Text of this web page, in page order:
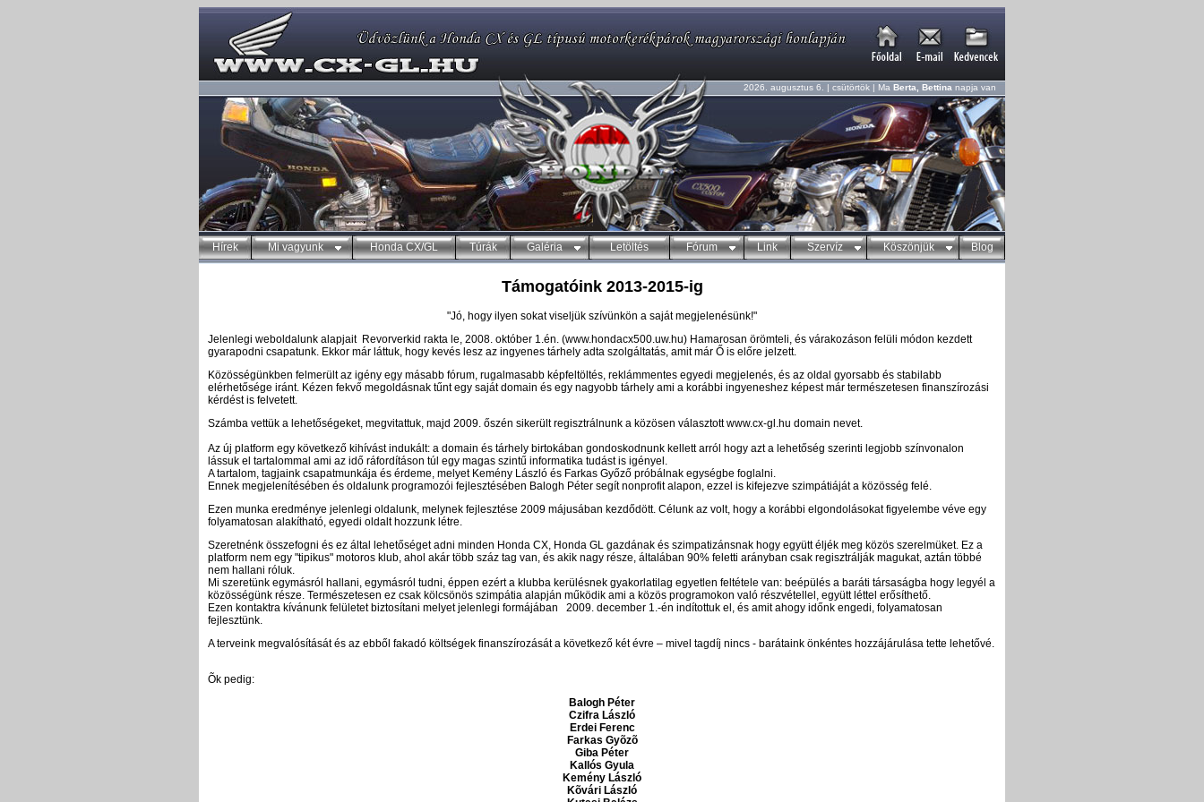
2026. augusztus 6. | csütörtök | Ma Berta, Bettina napja van
Hírek Mi vagyunk Honda CX/GL Túrák Galéria Letöltés Fórum Link Szervíz Köszönjük Blog
Támogatóink 2013-2015-ig
"Jó, hogy ilyen sokat viseljük szívünkön a saját megjelenésünk!"
Jelenlegi weboldalunk alapjait Revorverkid rakta le, 2008. október 1.én. (www.hondacx500.uw.hu) Hamarosan örömteli, és várakozáson felüli módon kezdett
gyarapodni csapatunk. Ekkor már láttuk, hogy kevés lesz az ingyenes tárhely adta szolgáltatás, amit már Ő is előre jelzett.
Közösségünkben felmerült az igény egy másabb fórum, rugalmasabb képfeltöltés, reklámmentes egyedi megjelenés, és az oldal gyorsabb és stabilabb
elérhetősége iránt. Kézen fekvő megoldásnak tűnt egy saját domain és egy nagyobb tárhely ami a korábbi ingyeneshez képest már természetesen finanszírozási
kérdést is felvetett.
Számba vettük a lehetőségeket, megvitattuk, majd 2009. őszén sikerült regisztrálnunk a közösen választott www.cx-gl.hu domain nevet.
Az új platform egy következő kihívást indukált: a domain és tárhely birtokában gondoskodnunk kellett arról hogy azt a lehetőség szerinti legjobb színvonalon
lássuk el tartalommal ami az idő ráfordításon túl egy magas szintű informatika tudást is igényel.
A tartalom, tagjaink csapatmunkája és érdeme, melyet Kemény László és Farkas Győző próbálnak egységbe foglalni.
Ennek megjelenítésében és oldalunk programozói fejlesztésében Balogh Péter segít nonprofit alapon, ezzel is kifejezve szimpátiáját a közösség felé.
Ezen munka eredménye jelenlegi oldalunk, melynek fejlesztése 2009 májusában kezdődött. Célunk az volt, hogy a korábbi elgondolásokat figyelembe véve egy
folyamatosan alakítható, egyedi oldalt hozzunk létre.
Szeretnénk összefogni és ez által lehetőséget adni minden Honda CX, Honda GL gazdának és szimpatizánsnak hogy együtt éljék meg közös szerelmüket. Ez a
platform nem egy "tipikus" motoros klub, ahol akár több száz tag van, és akik nagy része, általában 90% feletti arányban csak regisztrálják magukat, aztán többé
nem hallani róluk.
Mi szeretünk egymásról hallani, egymásról tudni, éppen ezért a klubba kerülésnek gyakorlatilag egyetlen feltétele van: beépülés a baráti társaságba hogy legyél a
közösségünk része. Természetesen ez csak kölcsönös szimpátia alapján működik ami a közös programokon való részvétellel, együtt léttel erősíthető.
Ezen kontaktra kívánunk felületet biztosítani melyet jelenlegi formájában 2009. december 1.-én indítottuk el, és amit ahogy időnk engedi, folyamatosan
fejlesztünk.
A terveink megvalósítását és az ebből fakadó költségek finanszírozását a következő két évre – mivel tagdíj nincs - barátaink önkéntes hozzájárulása tette lehetővé.
Õk pedig:
Balogh Péter
Czifra László
Erdei Ferenc
Farkas Gyõzõ
Giba Péter
Kallós Gyula
Kemény László
Kõvári László